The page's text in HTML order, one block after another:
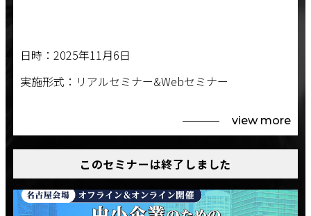
日時：2025年11月6日
実施形式：リアルセミナー&Webセミナー
view more
このセミナーは終了しました